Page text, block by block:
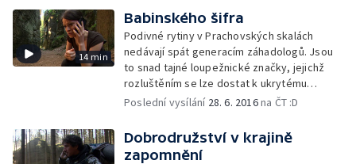
14 min
Babinského šifra
Podivné rytiny v Prachovských skalách
nedávají spát generacím záhadologů. Jsou
to snad tajné loupežnické značky, jejichž
rozluštěním se lze dostat k ukrytému
pokladu?
Poslední vysílání 28. 6. 2016na ČT :D
Dobrodružství v krajině
zapomnění